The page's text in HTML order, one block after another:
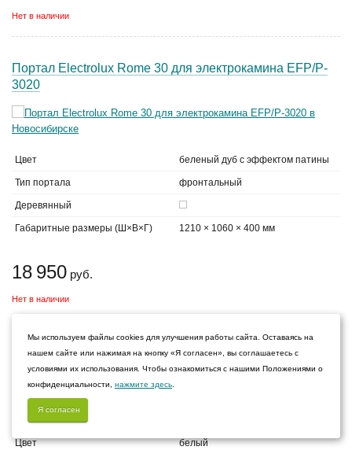
Нет в наличии
Портал Electrolux Rome 30 для электрокамина EFP/P-
3020
Цвет беленый дуб с эффектом патины
Тип портала фронтальный
Деревянный
Габаритные размеры (Ш×В×Г) 1210 × 1060 × 400 мм
18 950 руб.
Нет в наличии
Портал Electrolux Bianco 30 для электрокамина EFP/P-
3020
Цвет белый
Мы используем файлы cookies для улучшения работы сайта. Оставаясь на
нашем сайте или нажимая на кнопку «Я согласен», вы соглашаетесь с
условиями их использования. Чтобы ознакомиться с нашими Положениями о
конфиденциальности, нажмите здесь
Я согласен